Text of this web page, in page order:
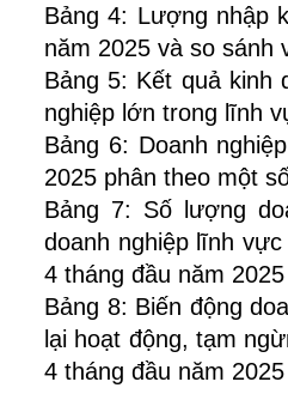
Bảng 4: Lượng nhập
năm 2025 và so
Bảng 5: Kết quả kinh
nghiệp lớn trong lĩnh
Bảng 6: Doanh
2025 phân theo một
Bảng 7: Số lượng
doanh nghiệp lĩnh
4 tháng đầu năm 2025
Bảng 8: Biến động
lại hoạt động, tạm
4 tháng đầu năm 2025